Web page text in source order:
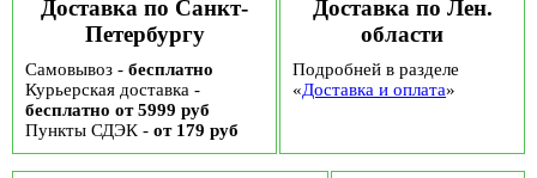
Доставка по Санкт-
Петербургу
Самовывоз - бесплатно
Курьерская доставка -
бесплатно от 5999 руб
Пункты СДЭК - от 179 руб
Доставка по Лен.
области
Подробней в разделе
«Доставка и оплата»